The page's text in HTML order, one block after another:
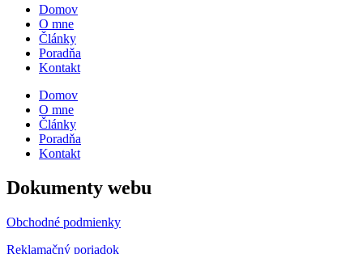
Domov
O mne
Články
Poradňa
Kontakt
Domov
O mne
Články
Poradňa
Kontakt
Dokumenty webu
Obchodné podmienky
Reklamačný poriadok